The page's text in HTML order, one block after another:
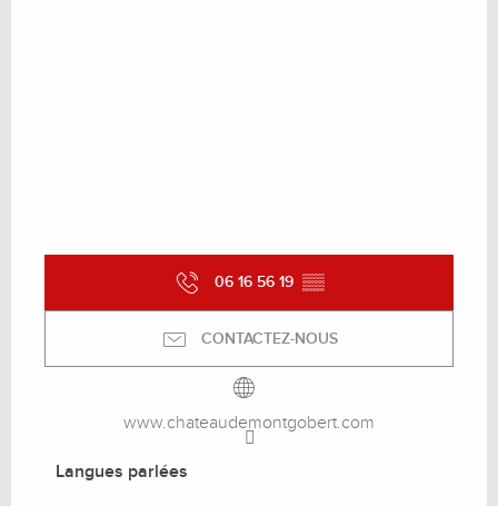
06 16 56 19 ▒▒
CONTACTEZ-NOUS
www.chateaudemontgobert.com
Langues parlées
Langues parlées